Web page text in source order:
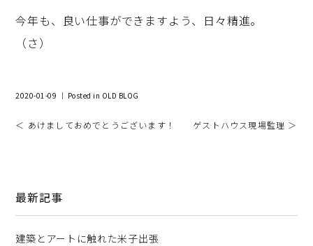
今年も、良い仕事ができますよう、日々精進。
（さ）
2020-01-09 ｜ Posted in OLD BLOG
＜ あけましておめでとうございます！ ゲストハウス現場監理 ＞
最新記事
建築とアートに触れた米子出張